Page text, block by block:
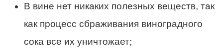
В вине нет никаких полезных веществ, так
как процесс сбраживания виноградного
сока все их уничтожает;